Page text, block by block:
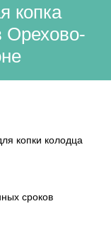
копка
Орехово-
копки колодца
сроков